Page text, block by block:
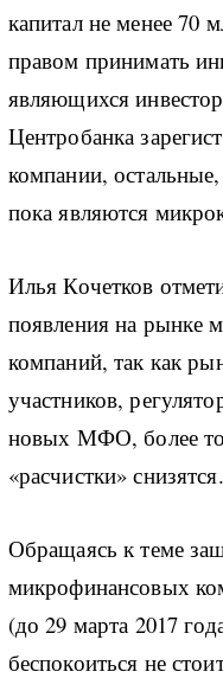
капитал не менее 70
правом принимать
являющихся
Центробанка
компании,
пока являются
Илья Кочетков
появления на рынке
компаний, так как
участников,
новых МФО, более
«расчистки» снизятся.
Обращаясь к теме
микрофинансовых
(до 29 марта 2017
беспокоиться не